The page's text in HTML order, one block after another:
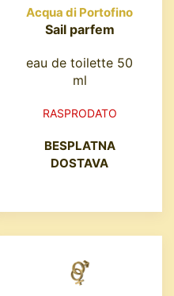
Acqua di Portofino
Sail parfem
eau de toilette 50
ml
RASPRODATO
BESPLATNA
DOSTAVA